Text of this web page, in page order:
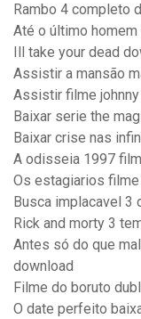
Rambo 4 completo
Até o último
Ill take your dead
Assistir a mansão
Assistir filme
Baixar serie the
Baixar crise nas
A odisseia 1997
Os estagiarios
Busca implacavel 3
Rick and morty 3
Antes só do que
download
Filme do boruto
O date perfeito